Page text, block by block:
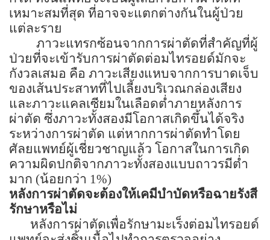
เหมาะสมที่สุด ที่อาจจะแตกต่างกันในผู้ป่วย
แต่ละราย
ภาวะแทรกซ้อนจากการผ่าตัดที่สำคัญที่ผู้
ป่วยที่จะเข้ารับการผ่าตัดต่อมไทรอยด์มักจะ
กังวลเสมอ คือ ภาวะเสียงแหบจากการบาดเจ็บ
ของเส้นประสาทที่ไปเลี้ยงบริเวณกล่องเสียง
และภาวะแคลเซียมในเลือดต่ำภายหลังการ
ผ่าตัด ซึ่งภาวะทั้งสองมีโอกาสเกิดขึ้นได้จริง
ระหว่างการผ่าตัด แต่หากการผ่าตัดทำโดย
ศัลยแพทย์ผู้เชี่ยวชาญแล้ว โอกาสในการเกิด
ความผิดปกติจากภาวะทั้งสองแบบถาวรมีต่ำ
มาก (น้อยกว่า 1%)
หลังการผ่าตัดจะต้องให้เคมีบำบัดหรือฉายรังสี
รักษาหรือไม่
หลังการผ่าตัดเพื่อรักษามะเร็งต่อมไทรอยด์